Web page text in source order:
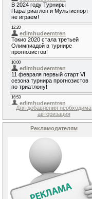
Для добавления необходима
авторизация
Рекламодателям